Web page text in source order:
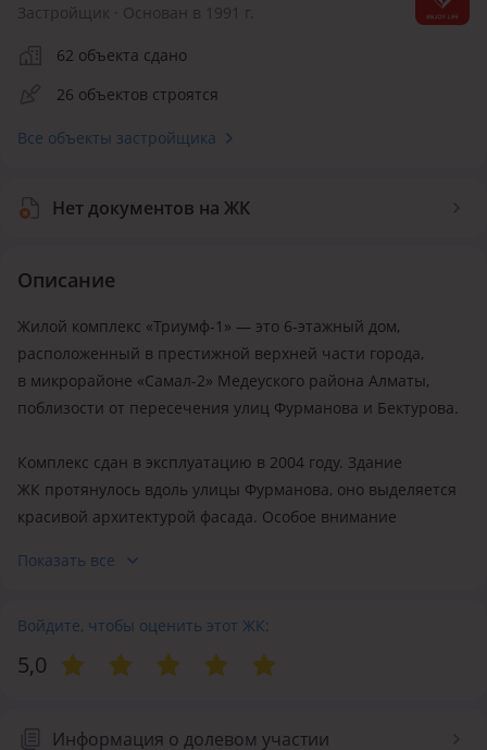
Застройщик · Основан в 1991 г.
62 объекта сдано
26 объектов строятся
Все объекты застройщика
Нет документов на ЖК
Описание
Жилой комплекс «Триумф-1» — это 6-этажный дом,
расположенный в престижной верхней части города,
в микрорайоне «Самал-2» Медеуского района Алматы,
поблизости от пересечения улиц Фурманова и Бектурова.
Комплекс сдан в эксплуатацию в 2004 году. Здание
ЖК протянулось вдоль улицы Фурманова, оно выделяется
красивой архитектурой фасада. Особое внимание
и конструктивной схеме жилого комплекса, которые стали
регионах. Общая площадь застройки составила
16 000 кв. м.
квартиры с двумя и более санузлами. Для безопасности
Показать все
Войдите, чтобы оценить этот ЖК:
5,0
Информация о долевом участии